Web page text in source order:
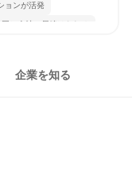
ョンが活発
同じ会社に居続けられる
企業を知る